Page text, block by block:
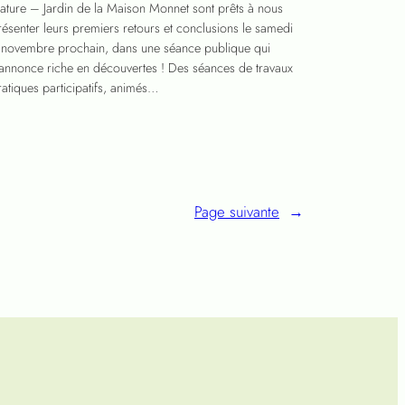
– Jardin de la Maison Monnet sont prêts à nous
leurs premiers retours et conclusions le samedi
prochain, dans une séance publique qui
riche en découvertes ! Des séances de travaux
participatifs, animés…
Page suivante →